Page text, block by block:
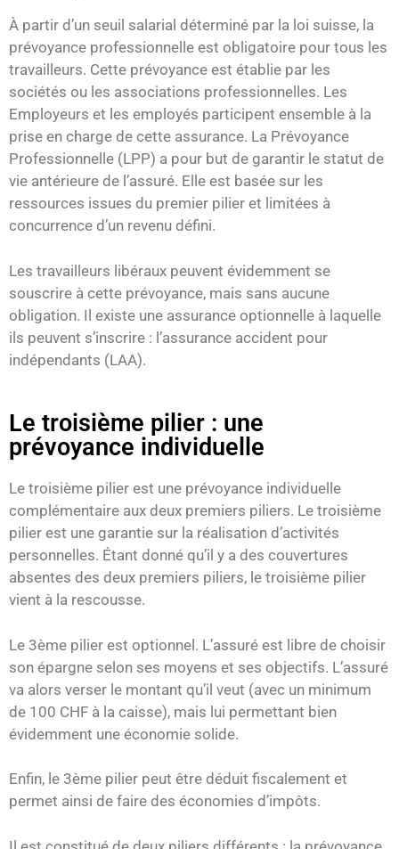
À partir d’un seuil salarial déterminé par la loi suisse, la
prévoyance professionnelle est obligatoire pour tous les
travailleurs. Cette prévoyance est établie par les
sociétés ou les associations professionnelles. Les
Employeurs et les employés participent ensemble à la
prise en charge de cette assurance. La Prévoyance
Professionnelle (LPP) a pour but de garantir le statut de
vie antérieure de l’assuré. Elle est basée sur les
ressources issues du premier pilier et limitées à
concurrence d’un revenu défini.
Les travailleurs libéraux peuvent évidemment se
souscrire à cette prévoyance, mais sans aucune
obligation. Il existe une assurance optionnelle à laquelle
ils peuvent s’inscrire : l’assurance accident pour
indépendants (LAA).
Le troisième pilier : une
prévoyance individuelle
Le troisième pilier est une prévoyance individuelle
complémentaire aux deux premiers piliers. Le troisième
pilier est une garantie sur la réalisation d’activités
personnelles. Étant donné qu’il y a des couvertures
absentes des deux premiers piliers, le troisième pilier
vient à la rescousse.
Le 3ème pilier est optionnel. L’assuré est libre de choisir
son épargne selon ses moyens et ses objectifs. L’assuré
va alors verser le montant qu’il veut (avec un minimum
de 100 CHF à la caisse), mais lui permettant bien
évidemment une économie solide.
Enfin, le 3ème pilier peut être déduit fiscalement et
permet ainsi de faire des économies d’impôts.